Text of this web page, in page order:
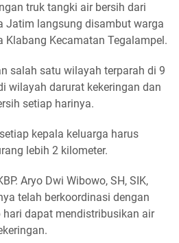
truk tangki air bersih dari
Jatim langsung disambut warga
Klabang Kecamatan Tegalampel.
salah satu wilayah terparah di 9
wilayah darurat kekeringan dan
setiap harinya.
kepala keluarga harus
lebih 2 kilometer.
Aryo Dwi Wibowo, SH, SIK,
telah berkoordinasi dengan
hari dapat mendistribusikan air